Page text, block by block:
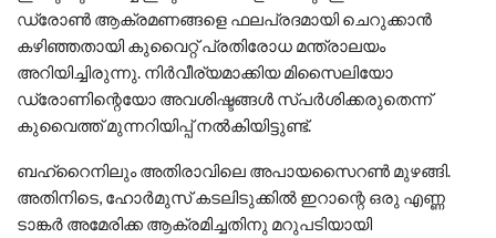
ഡ്രോൺ ആക്രമണങ്ങളെ ഫലപ്രദമായി ചെറുക്കാൻ
കഴിഞ്ഞതായി കുവൈറ്റ് പ്രതിരോധ മന്ത്രാലയം
അറിയിച്ചിരുന്നു. നിർവീര്യമാക്കിയ മിസൈലിയോ
ഡ്രോണിന്റെയോ അവശിഷ്ടങ്ങൾ സ്പർശിക്കരുതെന്ന്
കുവൈത്ത് മുന്നറിയിപ്പ് നൽകിയിട്ടുണ്ട്.
ബഹ്റൈനിലും അതിരാവിലെ അപായസൈറൺ മുഴങ്ങി.
അതിനിടെ, ഹോർമുസ് കടലിടുക്കിൽ ഇറാന്റെ ഒരു എണ്ണ
ടാങ്കർ അമേരിക്ക ആക്രമിച്ചതിനു മറുപടിയായി